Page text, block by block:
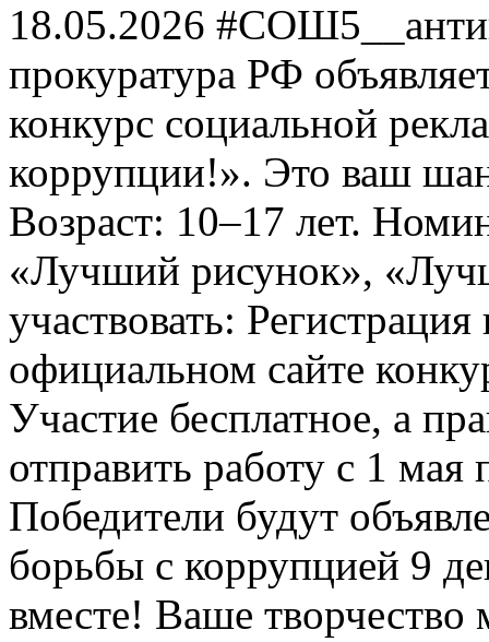
18.05.2026
прокуратура РФ
конкурс социальной
коррупции!». Это ваш
Возраст: 10–17 лет.
«Лучший рисунок»,
участвовать:
официальном сайте
Участие бесплатное, а
отправить работу с 1 мая
Победители будут
борьбы с коррупцией 9
вместе! Ваше творчество